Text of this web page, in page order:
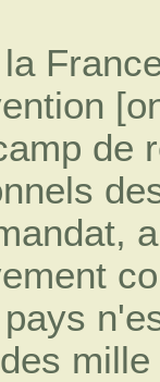
de